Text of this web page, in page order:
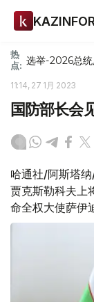
热
点: 选举-2026总
11:14, 27 1月 2023
国防部长会
哈通社/阿斯塔
贾克斯勒科夫上
命全权大使萨伊